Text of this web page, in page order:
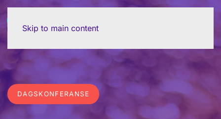
Skip to main content
DAGSKONFERANSE